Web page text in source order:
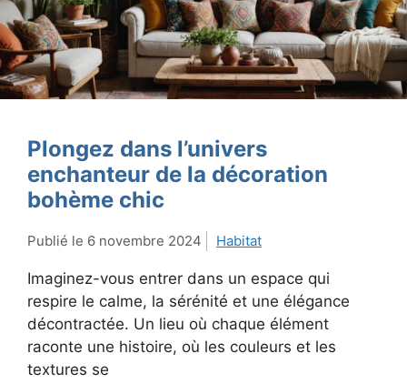
Plongez dans l’univers
enchanteur de la décoration
bohème chic
6 novembre 2024 Habitat
Imaginez-vous entrer dans un espace qui
respire le calme, la sérénité et une élégance
décontractée. Un lieu où chaque élément
raconte une histoire, où les couleurs et les
textures se